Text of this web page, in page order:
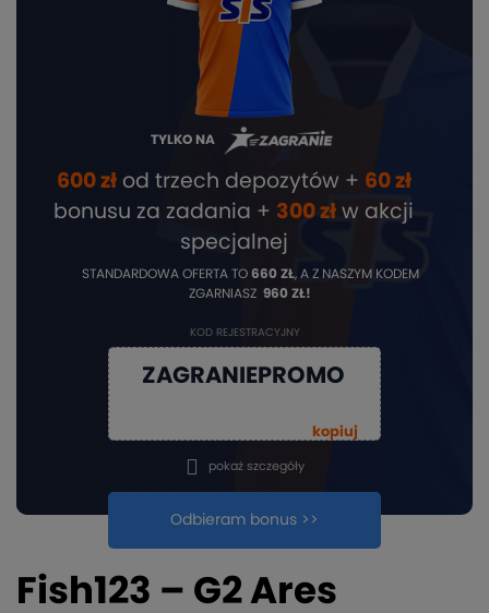
TYLKO NA
600 złod trzech depozytów + 60 zł
bonusu za zadania + 300 zł w akcji
specjalnej
STANDARDOWA OFERTA TO 660 ZŁ, A Z NASZYM KODEM
ZGARNIASZ 960 ZŁ!
KOD REJESTRACYJNY
ZAGRANIEPROMO
kopiuj
Odbieram bonus >>
pokaż szczegóły
Fish123 – G2 Ares